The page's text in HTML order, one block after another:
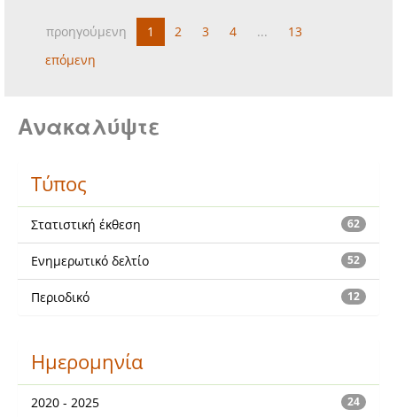
προηγούμενη 1 2 3 4 ...
13
επόμενη
Ανακαλύψτε
Τύπος
62
Στατιστική έκθεση
52
Ενημερωτικό δελτίο
12
Περιοδικό
Ημερομηνία
24
2020 - 2025